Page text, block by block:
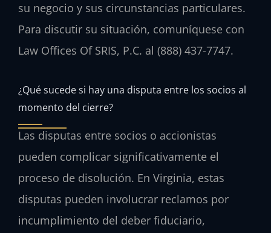
su negocio y sus circunstancias particulares.
Para discutir su situación, comuníquese con
Law Offices Of SRIS, P.C. al (888) 437-7747.
¿Qué sucede si hay una disputa entre los socios al
momento del cierre?
Las disputas entre socios o accionistas
pueden complicar significativamente el
proceso de disolución. En Virginia, estas
disputas pueden involucrar reclamos por
incumplimiento del deber fiduciario,